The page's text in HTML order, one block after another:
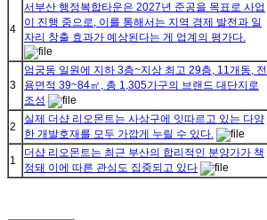
4
서부산 행정복합타운은 2027년 준공을 목표로 사업
이 진행 중으로, 이를 통해서는 지역 경제 발전과 일
자리 창출 효과가 예상된다는 게 업계의 평가다.
3
엄궁동 일원에 지하 3층~지상 최고 29층, 11개동, 전
용면적 39~84㎡, 총 1,305가구의 브랜드 대단지로
조성
2
실제 더샵 리오몬트는 사상구에 잇따르고 있는 다양
한 개발호재를 모두 가깝게 누릴 수 있다.
1
더샵 리오몬트는 최근 부산의 합리적인 분양가가 책
정돼 이에 따른 관심도 집중되고 있다